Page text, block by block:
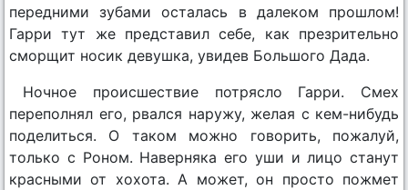
передними зубами осталась в далеком прошлом!
Гарри тут же представил себе, как презрительно
сморщит носик девушка, увидев Большого Дада.
Ночное происшествие потрясло Гарри. Смех
переполнял его, рвался наружу, желая с кем-нибудь
поделиться. О таком можно говорить, пожалуй,
только с Роном. Наверняка его уши и лицо станут
красными от хохота. А может, он просто пожмет